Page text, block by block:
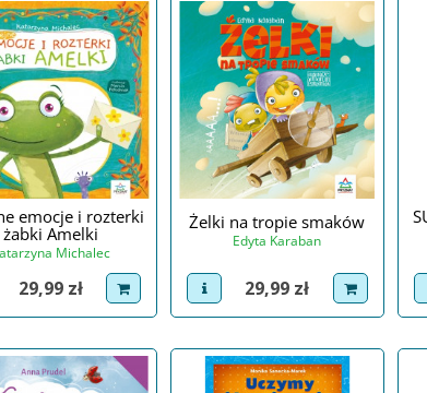
emocje i rozterki
żabki Amelki
Michalec
product
Cena
29,99 zł dodaj do koszyka
Żelki na tropie smaków
Edyta Karaban
view product
Cena
29,99 zł dodaj do